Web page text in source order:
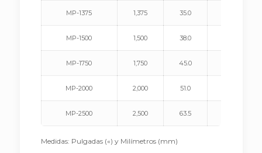
MP-1375 1,375 35.0
MP-1500 1,500 38.0
MP-1750 1,750 45.0
MP-2000 2,000 51.0
MP-2500 2,500 63.5
Medidas: Pulgadas («) y Milímetros (mm)